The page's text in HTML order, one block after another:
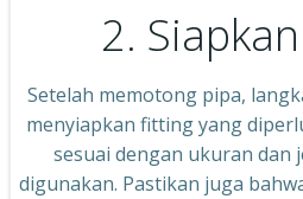
2.
Setelah memotong pipa,
menyiapkan fitting yang
sesuai dengan ukuran dan
digunakan. Pastikan juga